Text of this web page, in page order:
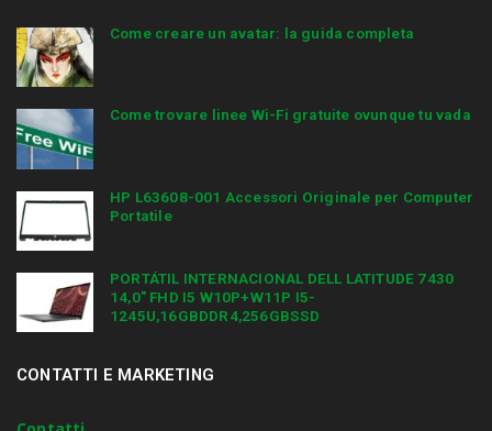
Come creare un avatar: la guida completa
Come trovare linee Wi-Fi gratuite ovunque tu vada
HP L63608-001 Accessori Originale per Computer
Portatile
PORTÁTIL INTERNACIONAL DELL LATITUDE 7430
14,0″ FHD I5 W10P+W11P I5-
1245U,16GBDDR4,256GBSSD
CONTATTI E MARKETING